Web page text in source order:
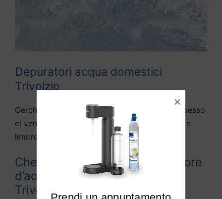
Depuratori acqua domestici
Trivolzio
Cerchiamo di rispondere alle domande che spesso
ci vengono fatte da diversi utenti di Trivolzio e
limitrofi:
Che differenza c’è tra depuratore
d’acqua e purificato d’acqua a
Trivolzio?